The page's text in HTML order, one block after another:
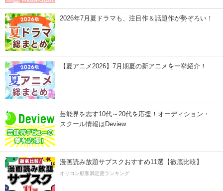
2026年7月夏ドラマも、注目作＆話題作が勢ぞろい！
【夏アニメ2026】7月期夏の新アニメを一挙紹介！
芸能界を志す10代～20代を応援！オーディション・
スクール情報はDeview
漫画読み放題サブスクおすすめ11選【徹底比較】
オリコン顧客満足度ランキング